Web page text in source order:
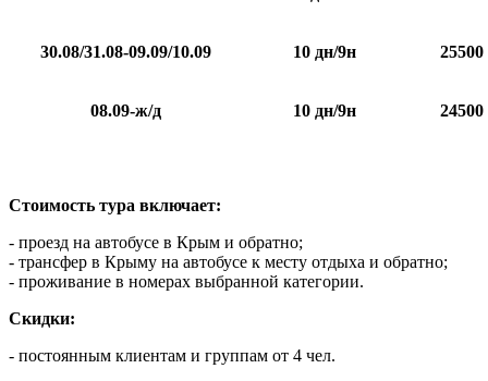
30.08/31.08-09.09/10.09 10 дн/9н 25500
08.09-ж/д 10 дн/9н 24500
Стоимость тура включает:
- проезд на автобусе в Крым и обратно;
- трансфер в Крыму на автобусе к месту отдыха и обратно;
- проживание в номерах выбранной категории.
Скидки:
- постоянным клиентам и группам от 4 чел.